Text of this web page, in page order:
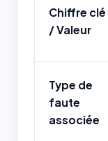
Chiffre clé
/ Valeur
Type de
faute
associée